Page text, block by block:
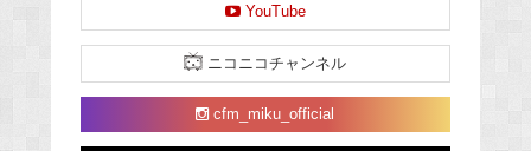
YouTube
ニコニコチャンネル
cfm_miku_official